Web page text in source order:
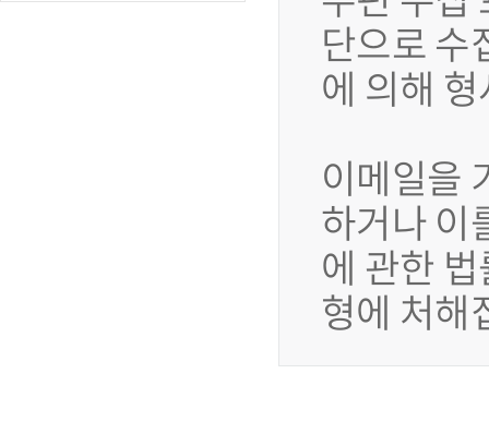
단으로 수
에 의해
이메일을
하거나 이
에 관한
형에 처해